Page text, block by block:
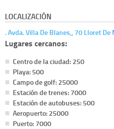
LOCALIZACIÓN
. Avda. Villa De Blanes,, 70 Lloret
Lugares cercanos:
Centro de la ciudad: 250
Playa: 500
Campo de golf: 25000
Estación de trenes: 7000
Estación de autobuses: 500
Aeropuerto: 25000
Puerto: 7000